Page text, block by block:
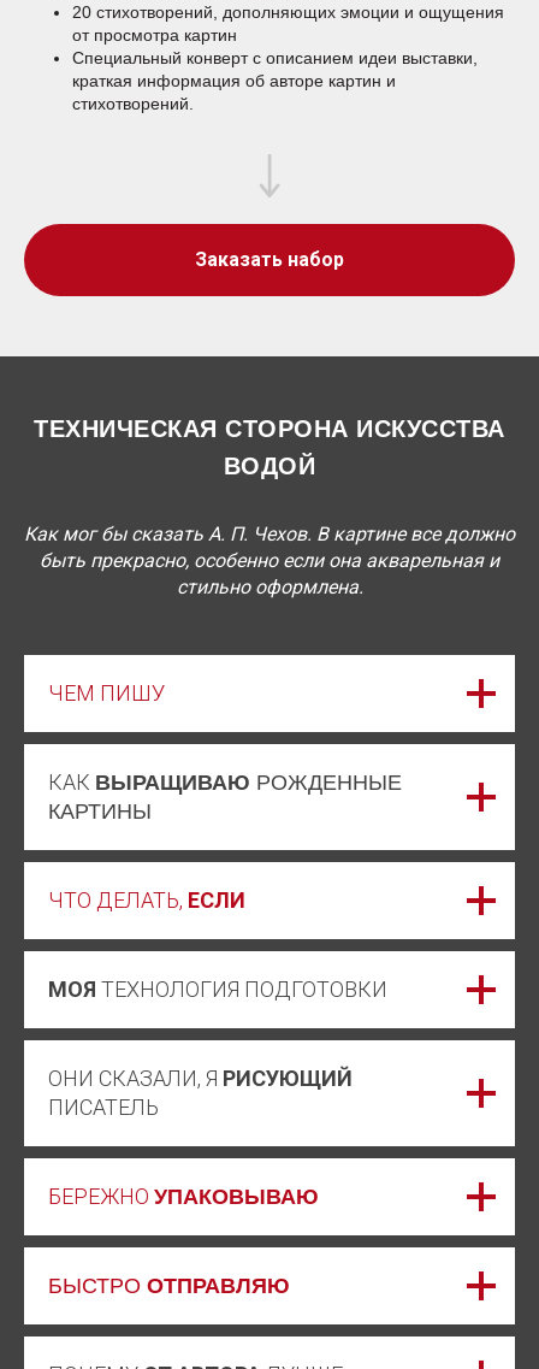
20 стихотворений, дополняющих эмоции и ощущения
от просмотра картин
Специальный конверт с описанием идеи выставки,
краткая информация об авторе картин и
стихотворений.
Заказать набор
ТЕХНИЧЕСКАЯ СТОРОНА ИСКУССТВА
ВОДОЙ
Как мог бы сказать А. П. Чехов. В картине все должно
быть прекрасно, особенно если она акварельная и
стильно оформлена.
ЧЕМ ПИШУ
КАК ВЫРАЩИВАЮ РОЖДЕННЫЕ
КАРТИНЫ
ЧТО ДЕЛАТЬ, ЕСЛИ
МОЯ ТЕХНОЛОГИЯ ПОДГОТОВКИ
ОНИ СКАЗАЛИ, Я РИСУЮЩИЙ
ПИСАТЕЛЬ
БЕРЕЖНО УПАКОВЫВАЮ
БЫСТРО ОТПРАВЛЯЮ